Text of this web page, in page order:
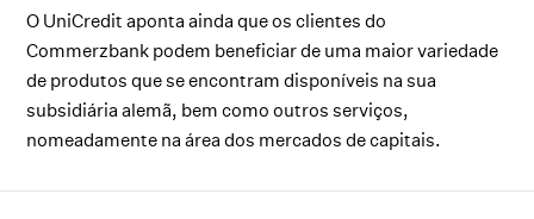
O UniCredit aponta ainda que os clientes do
Commerzbank podem beneficiar de uma maior variedade
de produtos que se encontram disponíveis na sua
subsidiária alemã, bem como outros serviços,
nomeadamente na área dos mercados de capitais.